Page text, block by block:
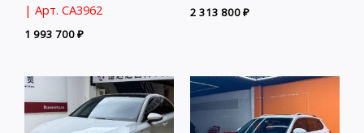
| Арт. CA3962
1 993 700₽
2 313 800₽